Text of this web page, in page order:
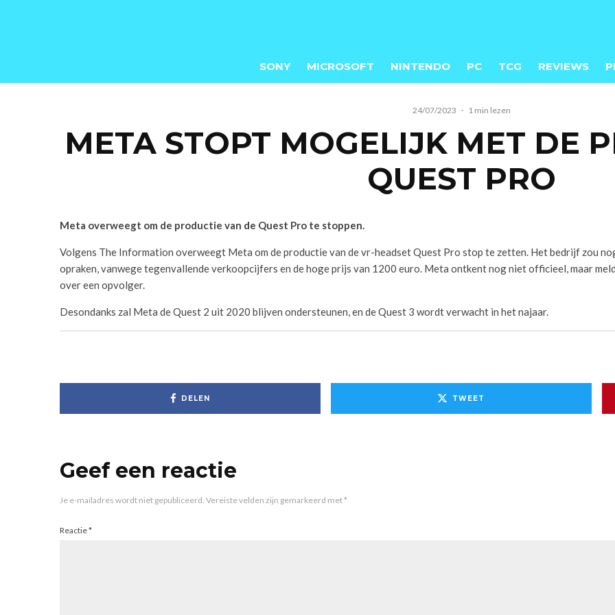
SONY MICROSOFT NINTENDO PC TCG REVIEWS
24/07/2023 · 1 min lezen
META STOPT MOGELIJK MET DE
QUEST PRO
Meta overweegt om de productie van de Quest Pro te stoppen.
Volgens The Information overweegt Meta om de productie van de vr-headset Quest Pro stop te zetten. Het bedrijf zou
opraken, vanwege tegenvallende verkoopcijfers en de hoge prijs van 1200 euro. Meta ontkent nog niet officieel, maar
over een opvolger.
Desondanks zal Meta de Quest 2 uit 2020 blijven ondersteunen, en de Quest 3 wordt verwacht in het najaar.
DELEN TWEET
Geef een reactie
Je e-mailadres wordt niet gepubliceerd. Vereiste velden zijn gemarkeerd met*
Reactie*